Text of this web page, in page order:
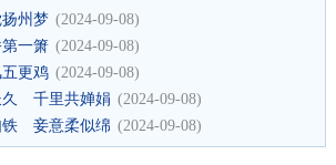
州梦 (2024-09-08)
一箫 (2024-09-08)
更鸡 (2024-09-08)
千里共婵娟 (2024-09-08)
妾意柔似绵 (2024-09-08)